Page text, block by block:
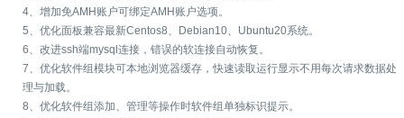
4、增加免AMH账户可绑定AMH账户选项。
5、优化面板兼容最新Centos8、Debian10、Ubuntu20系统。
6、改进ssh端mysql连接，错误的软连接自动恢复。
7、优化软件组模块可本地浏览器缓存，快速读取运行显示不用每次请求数据处
理与加载。
8、优化软件组添加、管理等操作时软件组单独标识提示。